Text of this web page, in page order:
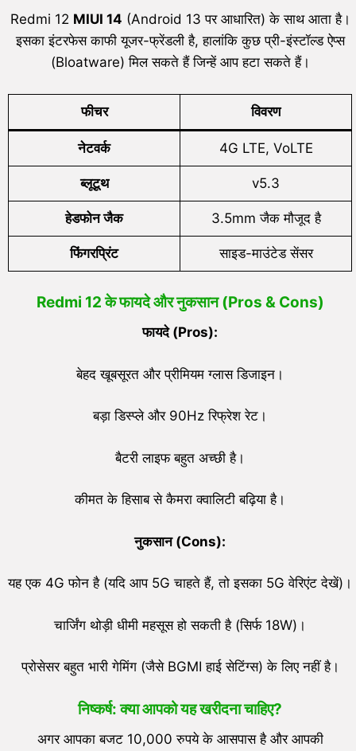
Redmi 12 MIUI 14 (Android 13 पर आधारित) के साथ आता है।
इसका इंटरफेस काफी यूजर-फ्रेंडली है, हालांकि कुछ प्री-इंस्टॉल्ड ऐप्स
(Bloatware) मिल सकते हैं जिन्हें आप हटा सकते हैं।
फीचर विवरण
नेटवर्क 4G LTE, VoLTE
ब्लूटूथ v5.3
हेडफोन जैक 3.5mm जैक मौजूद है
फिंगरप्रिंट साइड-माउंटेड सेंसर
Redmi 12 के फायदे और नुकसान (Pros & Cons)
फायदे (Pros):
बेहद खूबसूरत और प्रीमियम ग्लास डिजाइन।
बड़ा डिस्प्ले और 90Hz रिफ्रेश रेट।
बैटरी लाइफ बहुत अच्छी है।
कीमत के हिसाब से कैमरा क्वालिटी बढ़िया है।
नुकसान (Cons):
यह एक 4G फोन है (यदि आप 5G चाहते हैं, तो इसका 5G वेरिएंट देखें)।
चार्जिंग थोड़ी धीमी महसूस हो सकती है (सिर्फ 18W)।
प्रोसेसर बहुत भारी गेमिंग (जैसे BGMI हाई सेटिंग्स) के लिए नहीं है।
निष्कर्ष: क्या आपको यह खरीदना चाहिए?
अगर आपका बजट 10,000 रुपये के आसपास है और आपकी